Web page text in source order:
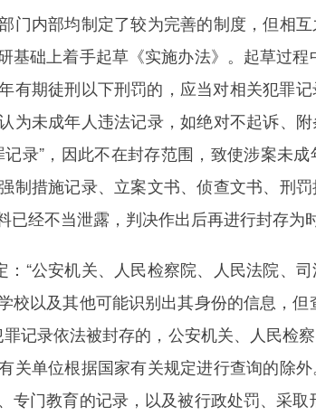
内部均制定了较为完善的制度，但相
基础上着手起草《实施办法》。起草过
有期徒刑以下刑罚的，应当对相关犯罪
为未成年人违法记录，如绝对不起诉、
录”，因此不在封存范围，致使涉案未
制措施记录、立案文书、侦查文书、刑
经不当泄露，判决作出后再进行封存为时
公安机关、人民检察院、人民法院、
校以及其他可能识别出其身份的信息，
记录依法被封存的，公安机关、人民检
关单位根据国家有关规定进行查询的除
专门教育的记录，以及被行政处罚、采